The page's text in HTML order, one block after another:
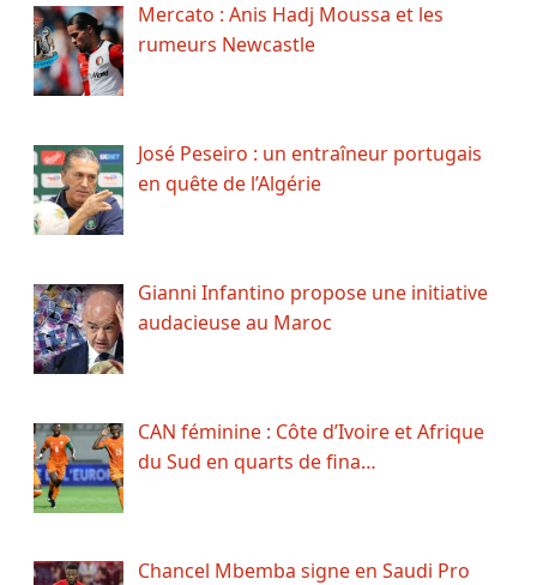
Mercato : Anis Hadj Moussa et les
rumeurs Newcastle
José Peseiro : un entraîneur portugais
en quête de l’Algérie
Gianni Infantino propose une initiative
audacieuse au Maroc
CAN féminine : Côte d’Ivoire et Afrique
du Sud en quarts de fina…
Chancel Mbemba signe en Saudi Pro